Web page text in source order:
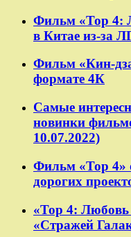
Фильм «Тор 4:
в Китае из-за
Фильм «Кин-
формате 4К
Самые
новинки
10.07.2022)
Фильм «Тор 4»
дорогих
«Тор 4: Любовь
«Стражей